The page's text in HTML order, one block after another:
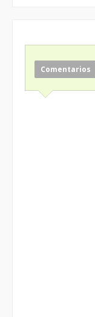
Comentarios